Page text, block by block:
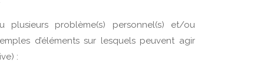
problème(s) personnel(s) et/ou
d’éléments sur lesquels peuvent agir
: